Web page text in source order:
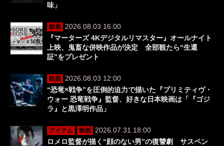
味」
映画
2026.08.03 16:00
『マーターズ 4Kデジタルリマスター』オールナイト
上映、鬼畜な併映作品が決定 全部観たら“生還
証”をプレゼント
映画
2026.08.03 12:00
“恐竜×戦争”を圧倒的迫力で描いた『プリミティヴ・
ウォー 恐竜戦争』監督、好きな日本映画は「『ゴジ
ラ』と黒澤明作品」
アイテム 映画
2026.07.31 18:00
ロメロ監督が描く“顔のない男”の復讐劇 サスペン